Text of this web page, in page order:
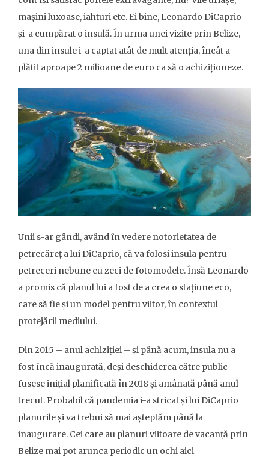
mașini luxoase, iahturi etc. Ei bine, Leonardo DiCaprio
și-a cumpărat o insulă. În urma unei vizite prin Belize,
una din insule i-a captat atât de mult atenția, încât a
plătit aproape 2 milioane de euro ca să o achiziționeze.
Unii s-ar gândi, având în vedere notorietatea de
petrecăreț a lui DiCaprio, că va folosi insula pentru
petreceri nebune cu zeci de fotomodele. Însă Leonardo
a promis că planul lui a fost de a crea o stațiune eco,
care să fie și un model pentru viitor, în contextul
protejării mediului.
Din 2015 – anul achiziției – și până acum, insula nu a
fost încă inaugurată, deși deschiderea către public
fusese inițial planificată în 2018 și amânată până anul
trecut. Probabil că pandemia i-a stricat și lui DiCaprio
planurile și va trebui să mai așteptăm până la
inaugurare. Cei care au planuri viitoare de vacanță prin
Belize mai pot arunca periodic un ochi aici